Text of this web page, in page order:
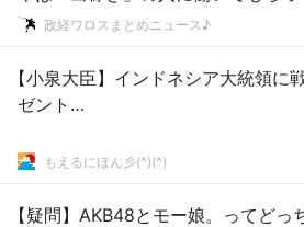
ｗｗｗｗｗ
政経ワロスまとめニュース♪
【小泉大臣】インドネシア大統領に
ゼント…
もえるにほん彡(^)(^)
【疑問】AKB48とモー娘。ってどっ